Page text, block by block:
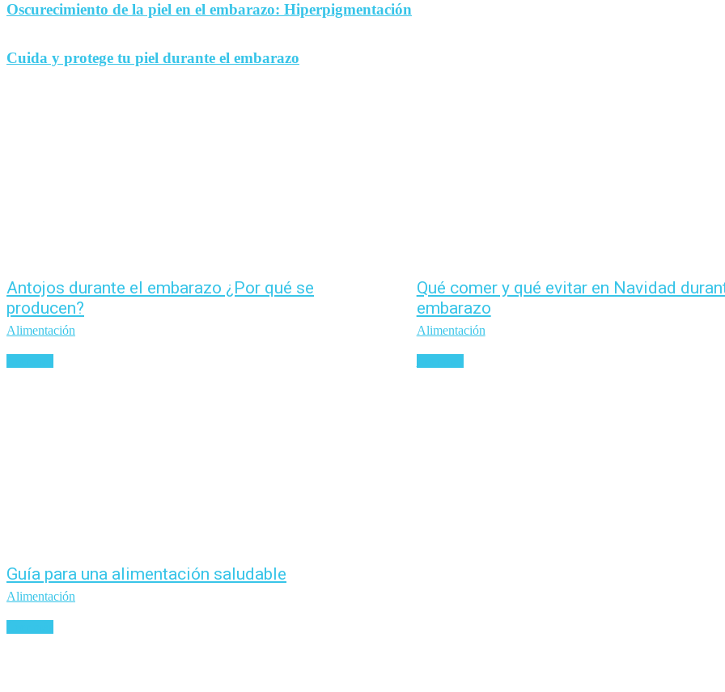
Oscurecimiento de la piel en el embarazo: Hiperpigmentación
Cuida y protege tu piel durante el embarazo
Antojos durante el embarazo ¿Por qué se
producen?
Alimentación
Qué comer y qué evitar en Navidad
embarazo
Alimentación
Guía para una alimentación saludable
Alimentación